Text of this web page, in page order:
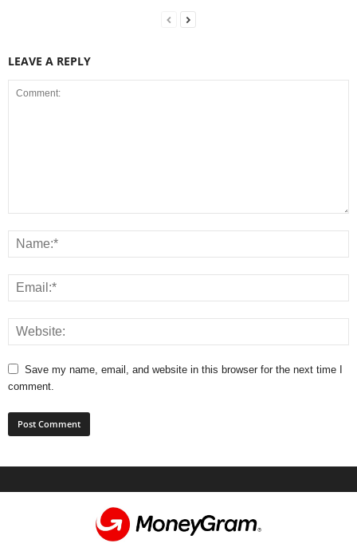
LEAVE A REPLY
Save my name, email, and website in this browser for the next time I
comment.